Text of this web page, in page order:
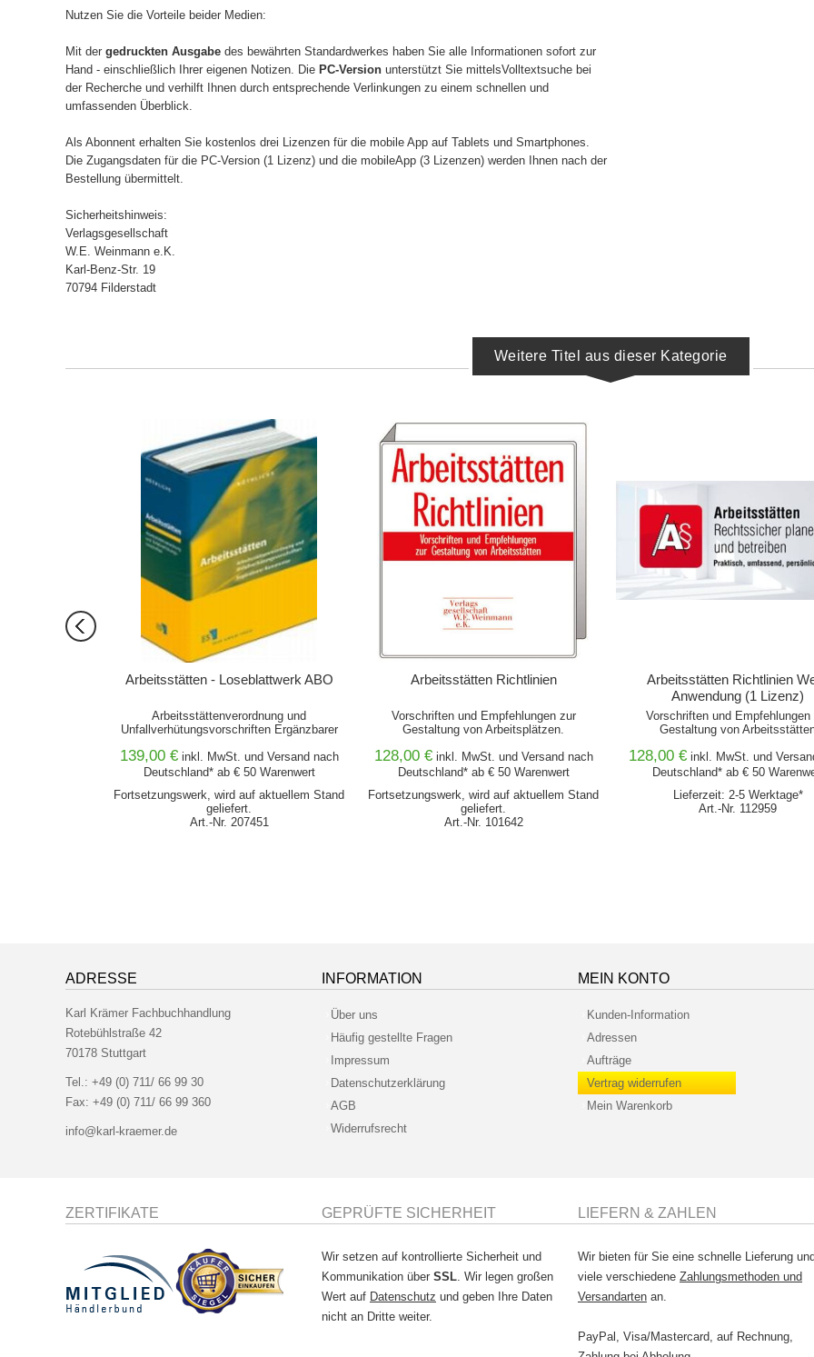
Nutzen Sie die Vorteile beider Medien:
Mit der gedruckten Ausgabe des bewährten Standardwerkes haben Sie alle Informationen sofort zur
Hand - einschließlich Ihrer eigenen Notizen. Die PC-Version unterstützt Sie mittelsVolltextsuche bei
der Recherche und verhilft Ihnen durch entsprechende Verlinkungen zu einem schnellen und
umfassenden Überblick.
Als Abonnent erhalten Sie kostenlos drei Lizenzen für die mobile App auf Tablets und Smartphones.
Die Zugangsdaten für die PC-Version (1 Lizenz) und die mobileApp (3 Lizenzen) werden Ihnen nach der
Bestellung übermittelt.
Sicherheitshinweis:
Verlagsgesellschaft
W.E. Weinmann e.K.
Karl-Benz-Str. 19
70794 Filderstadt
Weitere Titel aus dieser Kategorie
Arbeitsstätten - Loseblattwerk ABO
Arbeitsstättenverordnung und
Unfallverhütungsvorschriften Ergänzbarer
Arbeitshilfen
139,00 € inkl. MwSt. und Versandnach
Deutschland* ab € 50 Warenwert
Fortsetzungswerk, wird auf aktuellem Stand
geliefert.
Art.-Nr. 207451
IN DEN WARENKORB
Arbeitsstätten Richtlinien
Vorschriften und Empfehlungen zur
Gestaltung von Arbeitsplätzen.
128,00 € inkl. MwSt. und Versandnach
Deutschland* ab € 50 Warenwert
Fortsetzungswerk, wird auf aktuellem Stand
geliefert.
Art.-Nr. 101642
Arbeitsstätten Richtlinien
Anwendung (1 Lizenz)
Vorschriften und Empfehlungen
Gestaltung von
128,00 € inkl. MwSt. und
Deutschland* ab € 50
Lieferzeit: 2-5 Werktage*
Art.-Nr. 112959
ADRESSE
Karl Krämer Fachbuchhandlung
Rotebühlstraße 42
70178 Stuttgart
Tel.: +49 (0) 711/ 66 99 30
Fax: +49 (0) 711/ 66 99 360
info@karl-kraemer.de
INFORMATION
Über uns
Häufig gestellte Fragen
Impressum
Datenschutzerklärung
AGB
Widerrufsrecht
MEIN KONTO
Kunden-Information
Adressen
Aufträge
Vertrag widerrufen
Mein Warenkorb
ZERTIFIKATE GEPRÜFTE SICHERHEIT
Wir setzen auf kontrollierte Sicherheit und
Kommunikation über SSL . Wir legen großen
Wert auf Datenschutz und geben Ihre Daten
nicht an Dritte weiter.
LIEFERN & ZAHLEN
Wir bieten für Sie eine schnelle Lieferung
viele verschiedene Zahlungsmethoden und
Versandarten an.
PayPal, Visa/Mastercard, auf Rechnung,